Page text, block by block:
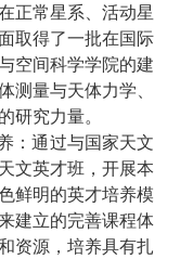
正常星系、活动星
取得了一批在国际
空间科学学院的建
测量与天体力学、
研究力量。
：通过与国家天文
文英才班，开展本
鲜明的英才培养模
建立的完善课程体
资源，培养具有扎